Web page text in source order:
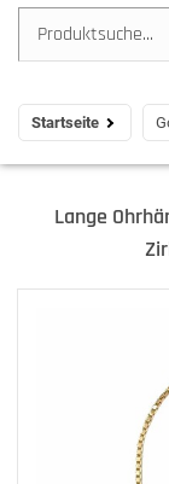
Startseite
Lange